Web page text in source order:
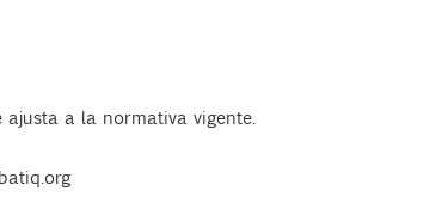
a la normativa vigente.